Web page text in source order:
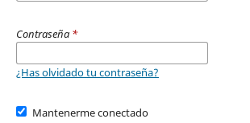
Contraseña *
¿Has olvidado tu contraseña?
Mantenerme conectado